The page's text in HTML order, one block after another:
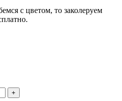
с цветом, то заколеруем